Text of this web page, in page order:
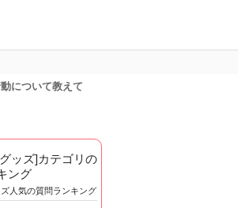
について教えて
ッズ]カテゴリの
ング
人気の質問ランキング